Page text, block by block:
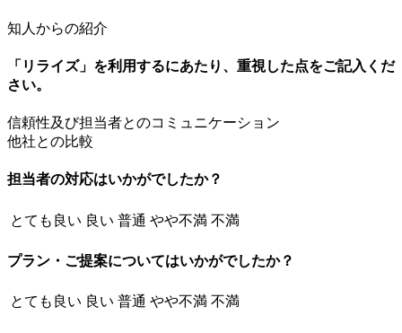
知人からの紹介
「リライズ」を利用するにあたり、重視した点をご記入くだ
さい。
信頼性及び担当者とのコミュニケーション
他社との比較
担当者の対応はいかがでしたか？
とても良い 良い 普通 やや不満 不満
プラン・ご提案についてはいかがでしたか？
とても良い 良い 普通 やや不満 不満